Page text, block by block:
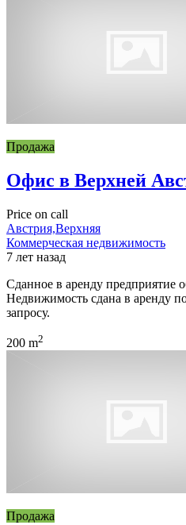
Продажа
Офис в Верхней
Price on call
Австрия,Верхняя
Коммерческая недвижимость
7 лет назад
Сданное в аренду предприятие
Недвижимость сдана в аренду
запросу.
200 m2
Продажа